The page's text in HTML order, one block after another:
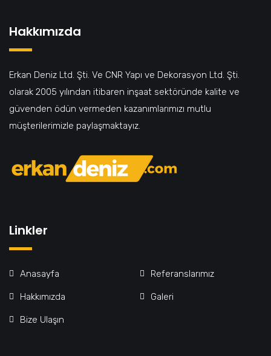
Hakkımızda
Erkan Deniz Ltd. Şti. Ve CNR Yapı ve Dekorasyon Ltd. Şti.
olarak 2005 yılından itibaren inşaat sektöründe kalite ve
güvenden ödün vermeden kazanımlarımızı mutlu
müşterilerimizle paylaşmaktayız.
Linkler
Anasayfa Referanslarımız
Hakkımızda Galeri
Bize Ulaşın